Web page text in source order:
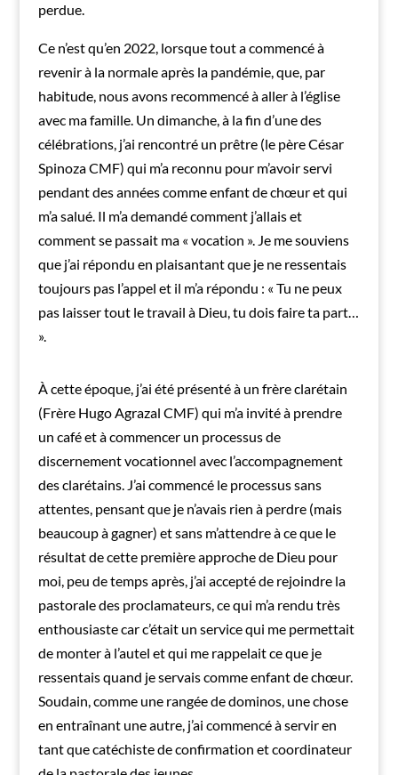
perdue.
Ce n’est qu’en 2022, lorsque tout a commencé à
revenir à la normale après la pandémie, que, par
habitude, nous avons recommencé à aller à l’église
avec ma famille. Un dimanche, à la fin d’une des
célébrations, j’ai rencontré un prêtre (le père César
Spinoza CMF) qui m’a reconnu pour m’avoir servi
pendant des années comme enfant de chœur et qui
m’a salué. Il m’a demandé comment j’allais et
comment se passait ma « vocation ». Je me souviens
que j’ai répondu en plaisantant que je ne ressentais
toujours pas l’appel et il m’a répondu : « Tu ne peux
pas laisser tout le travail à Dieu, tu dois faire ta part…
».
À cette époque, j’ai été présenté à un frère clarétain
(Frère Hugo Agrazal CMF) qui m’a invité à prendre
un café et à commencer un processus de
discernement vocationnel avec l’accompagnement
des clarétains. J’ai commencé le processus sans
attentes, pensant que je n’avais rien à perdre (mais
beaucoup à gagner) et sans m’attendre à ce que le
résultat de cette première approche de Dieu pour
moi, peu de temps après, j’ai accepté de rejoindre la
pastorale des proclamateurs, ce qui m’a rendu très
enthousiaste car c’était un service qui me permettait
de monter à l’autel et qui me rappelait ce que je
ressentais quand je servais comme enfant de chœur.
Soudain, comme une rangée de dominos, une chose
en entraînant une autre, j’ai commencé à servir en
tant que catéchiste de confirmation et coordinateur